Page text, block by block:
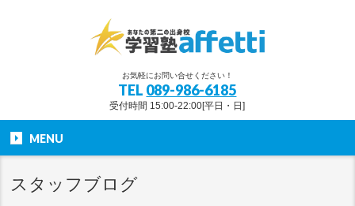
お気軽にお問い合せください！
TEL 089-986-6185
受付時間 15:00-22:00[平日・日]
MENU
スタッフブログ